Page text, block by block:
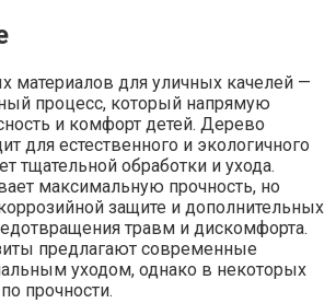
материалов для уличных качелей —
процесс, который напрямую
и комфорт детей. Дерево
для естественного и экологичного
тщательной обработки и ухода.
максимальную прочность, но
защите и дополнительных
травм и дискомфорта.
предлагают современные
уходом, однако в некоторых
прочности.